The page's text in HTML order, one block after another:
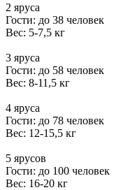
2 яруса
Гости: до 38 человек
Вес: 5-7,5 кг
3 яруса
Гости: до 58 человек
Вес: 8-11,5 кг
4 яруса
Гости: до 78 человек
Вес: 12-15,5 кг
5 ярусов
Гости: до 100 человек
Вес: 16-20 кг